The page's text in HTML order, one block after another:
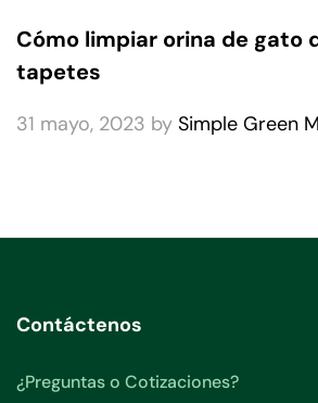
Cómo limpiar orina de gato
tapetes
31 mayo, 2023 by Simple Green
Contáctenos
¿Preguntas o Cotizaciones?